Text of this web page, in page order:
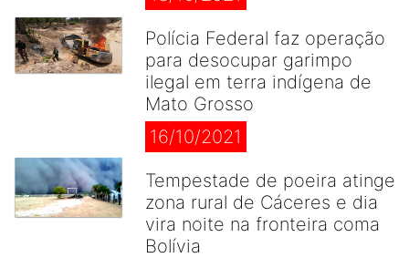
Polícia Federal faz operação
para desocupar garimpo
ilegal em terra indígena de
Mato Grosso
16/10/2021
Tempestade de poeira atinge
zona rural de Cáceres e dia
vira noite na fronteira coma
Bolívia